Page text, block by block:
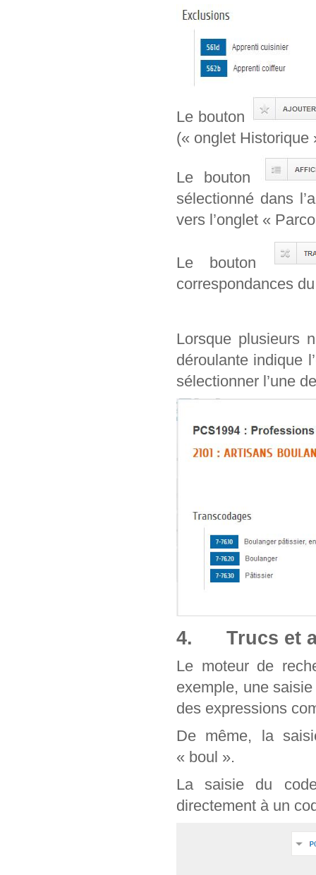
Le bouton
(« onglet Historique
Le bouton
sélectionné dans
vers l’onglet «
Le bouton
correspondances
Lorsque plusieurs
déroulante indique
sélectionner l’une
4. Trucs et
Le moteur de
exemple, une
des expressions
De même, la
« boul ».
La saisie du
directement à un